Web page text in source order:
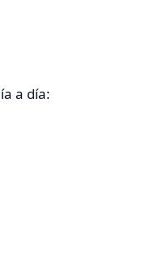
a día: